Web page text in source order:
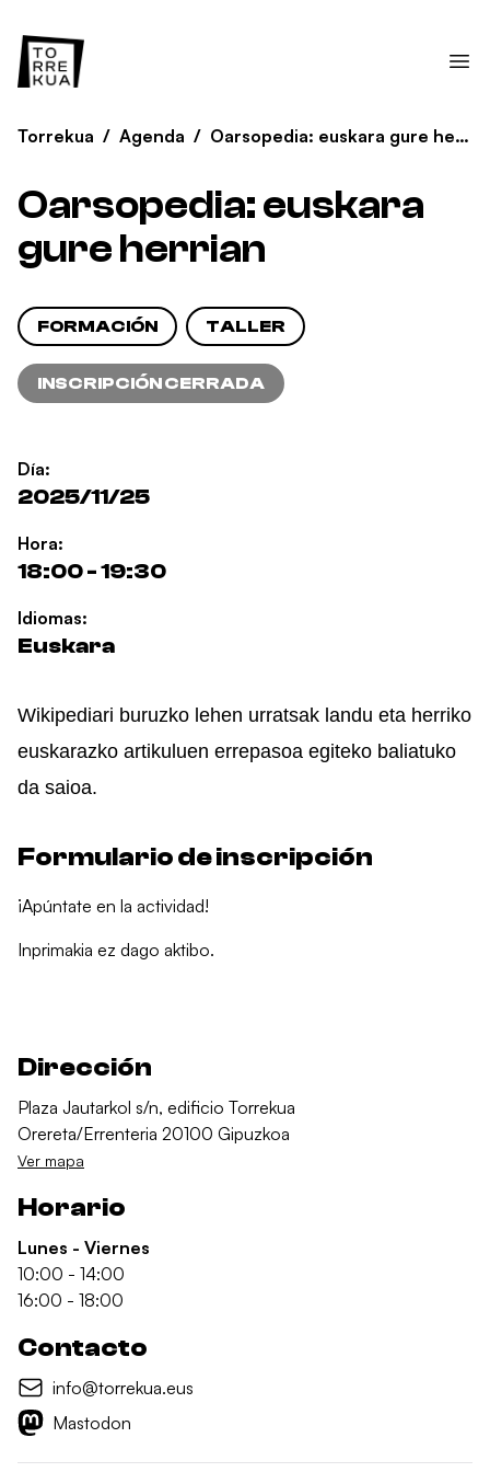
Torrekua / Agenda / Oarsopedia: euskara gure herrian
Oarsopedia: euskara
gure herrian
FORMACIÓN TALLER
INSCRIPCIÓN CERRADA
Día:
2025/11/25
Hora:
18:00 - 19:30
Idiomas:
Euskara
Wikipediari buruzko lehen urratsak landu eta herriko
euskarazko artikuluen errepasoa egiteko baliatuko
da saioa.
Formulario de inscripción
¡Apúntate en la actividad!
Inprimakia ez dago aktibo.
Dirección
Plaza Jautarkol s/n, edificio Torrekua
Orereta/Errenteria 20100 Gipuzkoa
Ver mapa
Horario
Lunes - Viernes
10:00 - 14:00
16:00 - 18:00
Contacto
info@torrekua.eus
Mastodon